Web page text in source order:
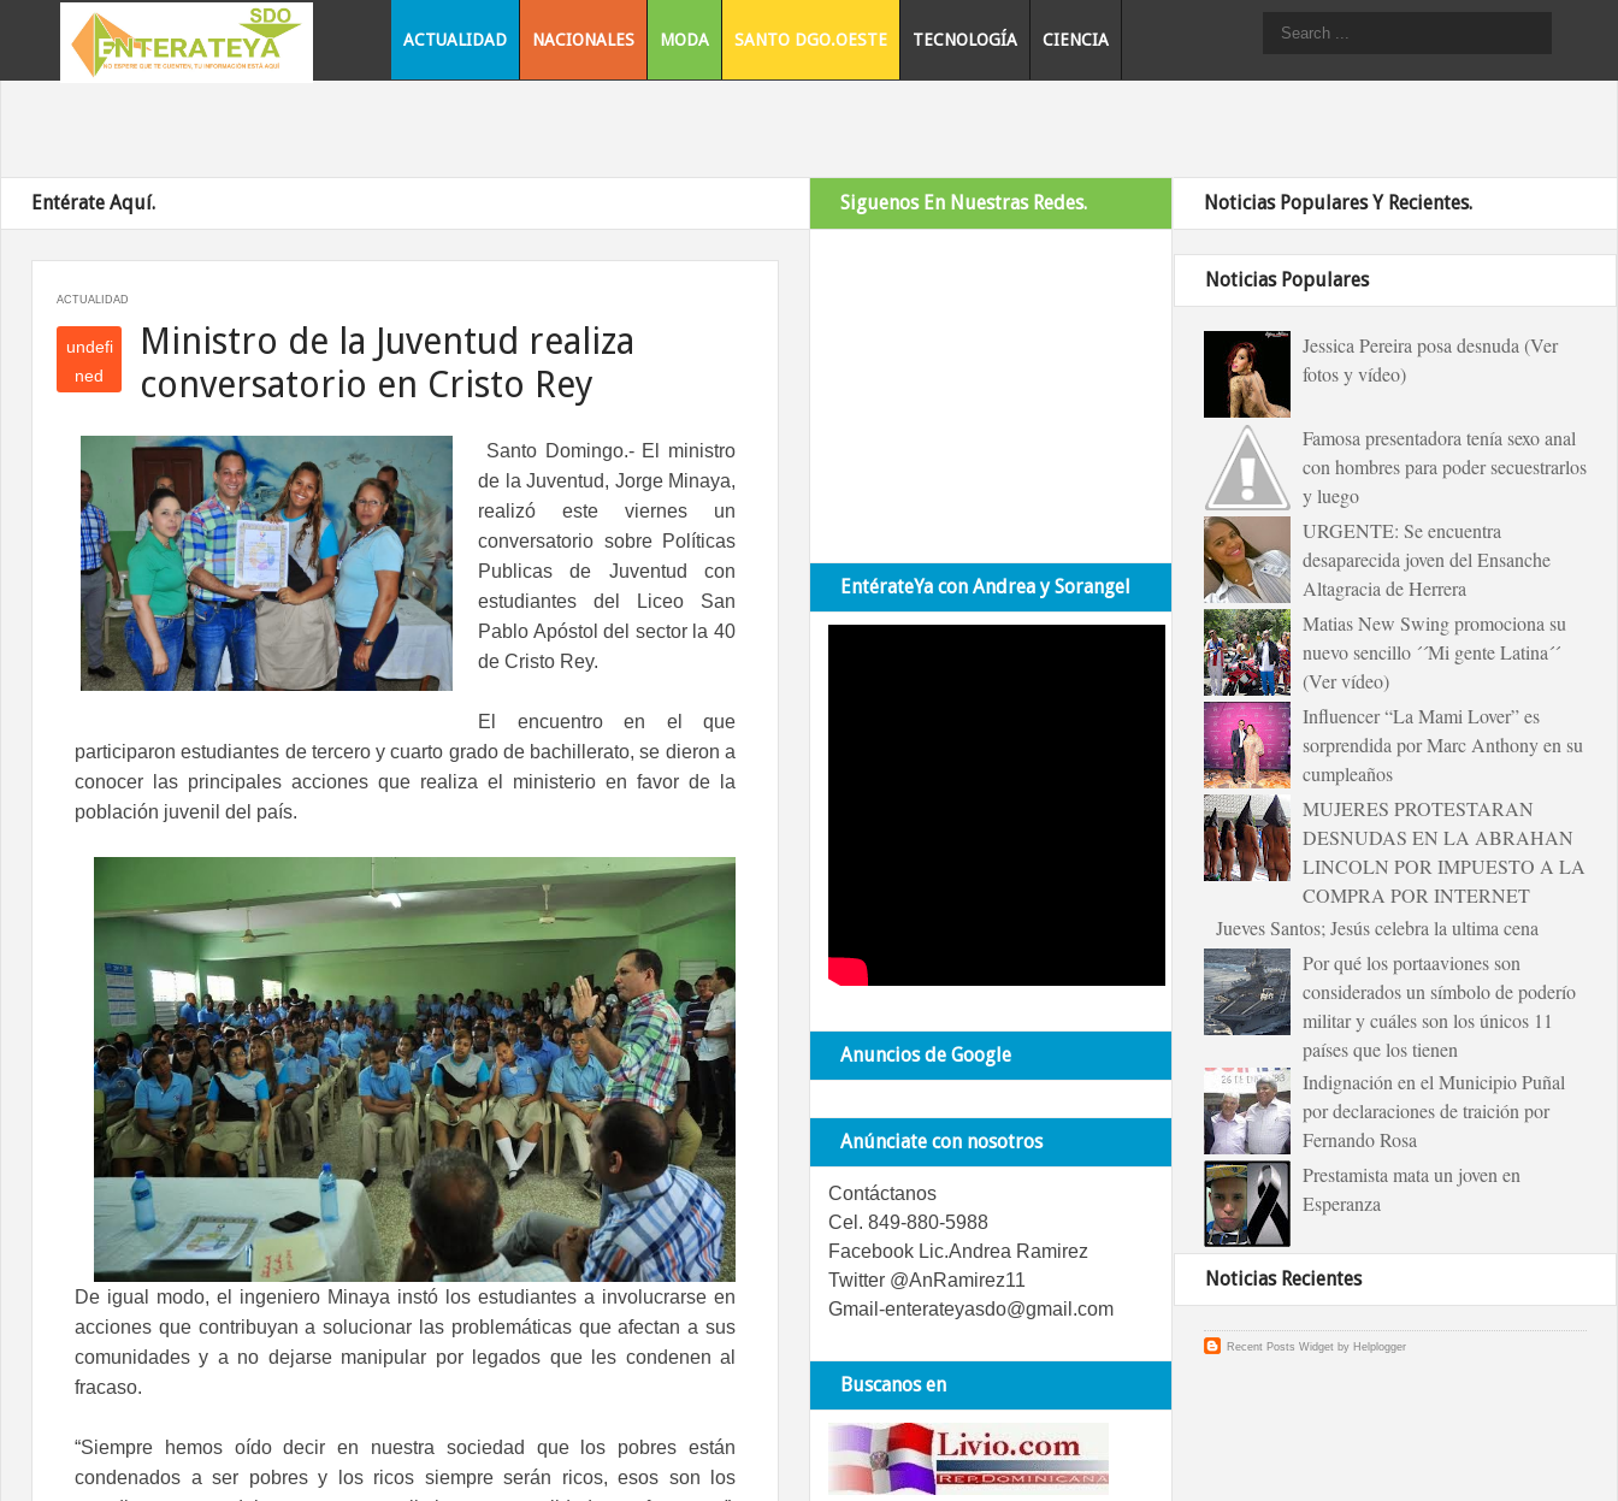
ACTUALIDAD NACIONALES MODA SANTO DGO.OESTE TECNOLOGÍA CIENCIA
Entérate Aquí.
ACTUALIDAD
undefi
ned
efin
ed
Ministro de la Juventud realiza
conversatorio en Cristo Rey
Santo Domingo.-El ministro
de la Juventud, Jorge Minaya,
realizó este viernes un
conversatorio sobre Políticas
Publicas de Juventud con
estudiantes del Liceo San
Pablo Apóstol del sector la 40
de Cristo Rey.
El encuentro en el que
participaron estudiantes de tercero y cuarto grado de bachillerato, se dieron a
conocer las principales acciones que realiza el ministerio en favor de la
población juvenil del país.
De igual modo, el ingeniero Minaya instó los estudiantes a involucrarse en
acciones que contribuyan a solucionar las problemáticas que afectan a sus
comunidades y a no dejarse manipular por legados que les condenen al
fracaso.
“Siempre hemos oído decir en nuestra sociedad que los pobres están
condenados a ser pobres y los ricos siempre serán ricos, esos son los
Siguenos En Nuestras Redes.
EntérateYa con Andrea y Sorangel
Anuncios de Google
Anúnciate con nosotros
Contáctanos
Cel. 849-880-5988
Facebook Lic.Andrea Ramirez
Twitter @AnRamirez11
Gmail-enterateyasdo@gmail.com
Buscanos en
Noticias Populares Y Recientes.
Noticias Populares
Jessica Pereira posa desnuda (Ver
fotos y vídeo)
Famosa presentadora tenía sexo anal
con hombres para poder secuestrarlos
y luego
URGENTE: Se encuentra
desaparecida joven del Ensanche
Altagracia de Herrera
Matias New Swing promociona su
nuevo sencillo ´´Mi gente Latina´´
(Ver vídeo)
Influencer “La Mami Lover” es
sorprendida por Marc Anthony en su
cumpleaños
MUJERES PROTESTARAN
DESNUDAS EN LA ABRAHAN
LINCOLN POR IMPUESTO A LA
COMPRA POR INTERNET
Jueves Santos; Jesús celebra la ultima cena
Por qué los portaaviones son
considerados un símbolo de poderío
militar y cuáles son los únicos 11
países que los tienen
Indignación en el Municipio Puñal
por declaraciones de traición por
Fernando Rosa
Prestamista mata un joven en
Esperanza
Noticias Recientes
Recent Posts Widgetby Helplogger